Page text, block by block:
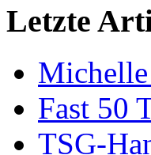
Letzte
Michelle
Fast 50
TSG-